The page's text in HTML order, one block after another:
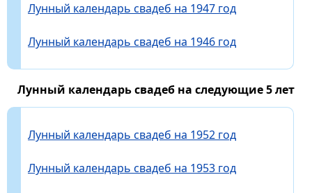
Лунный календарь свадеб на 1947 год
Лунный календарь свадеб на 1946 год
Лунный календарь свадеб на следующие 5 лет
Лунный календарь свадеб на 1952 год
Лунный календарь свадеб на 1953 год